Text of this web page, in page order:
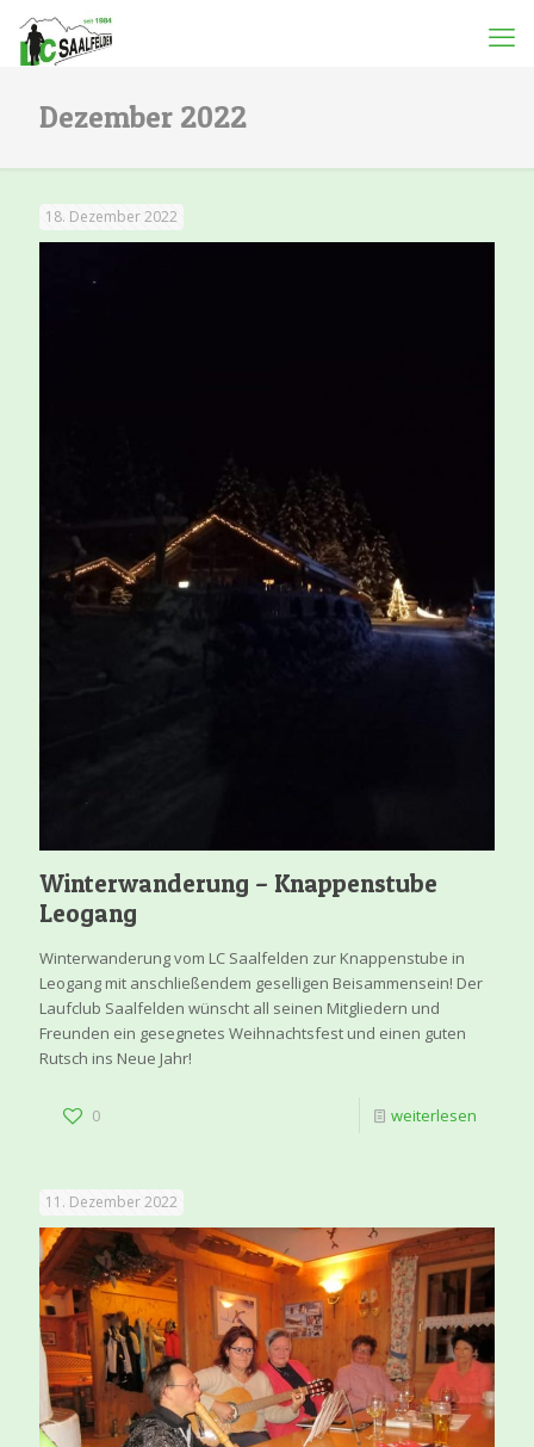
Dezember 2022
18. Dezember 2022
Winterwanderung – Knappenstube
Leogang
Winterwanderung vom LC Saalfelden zur Knappenstube in
Leogang mit anschließendem geselligen Beisammensein! Der
Laufclub Saalfelden wünscht all seinen Mitgliedern und
Freunden ein gesegnetes Weihnachtsfest und einen guten
Rutsch ins Neue Jahr!
0 weiterlesen
11. Dezember 2022